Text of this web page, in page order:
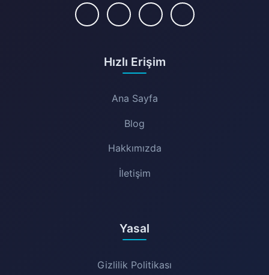
Hızlı Erişim
Ana Sayfa
Blog
Hakkımızda
İletişim
Yasal
Gizlilik Politikası